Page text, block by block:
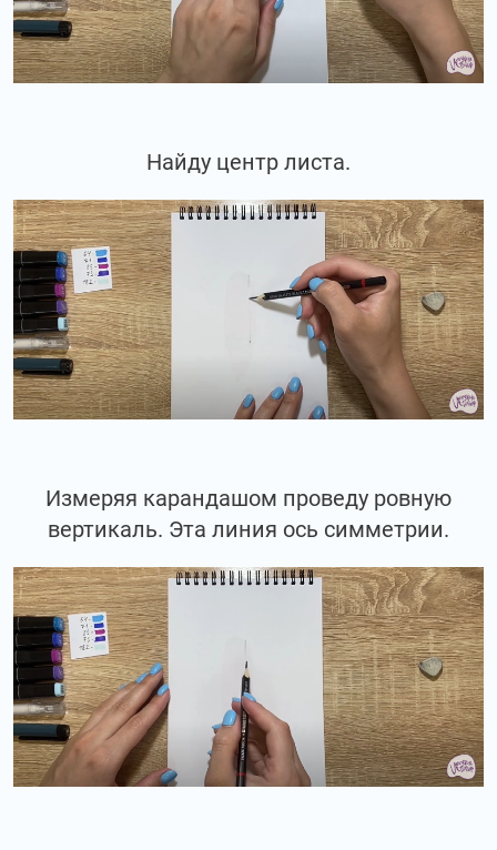
Найду центр листа.
Измеряя карандашом проведу ровную
вертикаль. Эта линия ось симметрии.